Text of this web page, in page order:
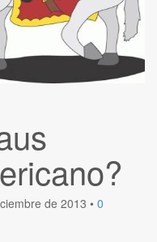
de 2013 • 0